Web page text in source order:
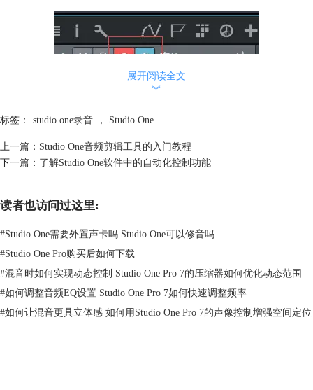
点亮后，就可以看到音轨头部的仪表处有声音在跳动，按下方的录音键开
始录音，这时，大家可以看到所录声音的波形，这就是 Studio One的常规
录音方式。
展开阅读全文
︾
标签： studio one录音 ， Studio One
上一篇： Studio One音频剪辑工具的入门教程
下一篇： 了解Studio One软件中的自动化控制功能
读者也访问过这里:
#Studio One需要外置声卡吗 Studio One可以修音吗
#Studio One Pro购买后如何下载
#混音时如何实现动态控制 Studio One Pro 7的压缩器如何优化动态范围
#如何调整音频EQ设置 Studio One Pro 7如何快速调整频率
#如何让混音更具立体感 如何用Studio One Pro 7的声像控制增强空间定位